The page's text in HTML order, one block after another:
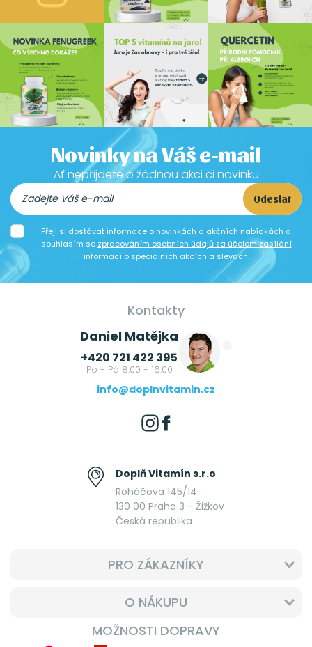
Novinky na Váš e-mail
Ať nepřijdete o žádnou akci či novinku
Odeslat
Přeji si dostávat informace o novinkách a akčních nabídkách a
souhlasím se zpracováním osobních údajů za účelem zasílání
informací o speciálních akcích a slevách.
Kontakty
Daniel Matějka
+420 721 422 395
Po - Pá 8:00 - 16:00
info@doplnvitamin.cz
Doplň Vitamín s.r.o
Roháčova 145/14
130 00 Praha 3 - Žižkov
Česká republika
PRO ZÁKAZNÍKY
O NÁKUPU
MOŽNOSTI DOPRAVY